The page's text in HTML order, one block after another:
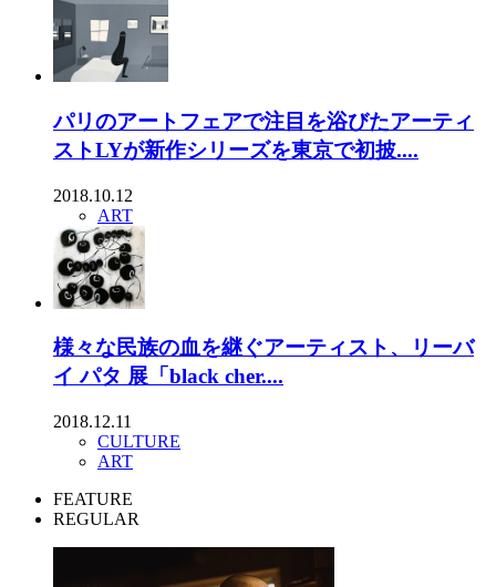
パリのアートフェアで注目を浴びたアーティ
ストLYが新作シリーズを東京で初披....
2018.10.12
ART
様々な民族の血を継ぐアーティスト、リーバ
イ パタ 展「black cher....
2018.12.11
CULTURE
ART
FEATURE
REGULAR